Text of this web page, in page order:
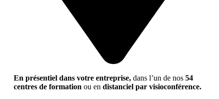
En présentiel dans votre entreprise, dans l’un de nos 54
centres de formation ou en distanciel par visioconférence.